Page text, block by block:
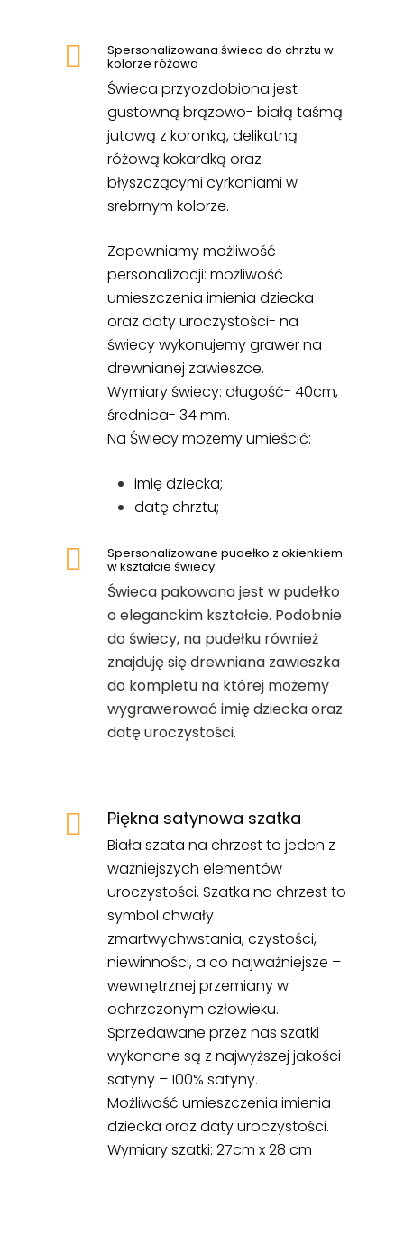
Spersonalizowana świeca do chrztu w
kolorze różowa
Świeca przyozdobiona jest
gustowną brązowo- białą taśmą
jutową z koronką, delikatną
różową kokardką oraz
błyszczącymi cyrkoniami w
srebrnym kolorze.
Zapewniamy możliwość
personalizacji: możliwość
umieszczenia imienia dziecka
oraz daty uroczystości- na
świecy wykonujemygrawerna
drewnianej zawieszce.
Wymiary świecy: długość- 40cm,
średnica- 34 mm.
Na Świecy możemy umieścić:
imię dziecka;
datę chrztu;
Spersonalizowane pudełko z okienkiem
w kształcie świecy
Świeca pakowana jest w pudełko
o eleganckim kształcie. Podobnie
do świecy, na pudełku również
znajduję się drewniana zawieszka
do kompletu na której możemy
wygrawerować imię dziecka oraz
datę uroczystości.
Piękna satynowa szatka
Biała szata na chrzest to jeden z
ważniejszych elementów
uroczystości. Szatka na chrzest to
symbol chwały
zmartwychwstania, czystości,
niewinności, a co najważniejsze –
wewnętrznej przemiany w
ochrzczonym człowieku.
Sprzedawane przez nas szatki
wykonane są z najwyższej jakości
satyny – 100% satyny.
Możliwość umieszczenia imienia
dziecka oraz daty uroczystości.
Wymiary szatki: 27cm x 28 cm